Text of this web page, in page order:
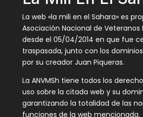
La web «la mili en el Sahara» es
Asociación Nacional de Veteranos
desde el 05/04/2014 en que fue
traspasada, junto con los
por su creador Juan Piqueras.
La ANVMSh tiene todos los
uso sobre la citada web y su
garantizando la totalidad de las
funciones de la web mencionada.